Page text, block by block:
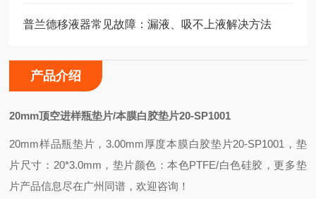
普兰德移液器常见故障：漏液、吸不上液解决方法
产品介绍
20mm顶空进样瓶垫片/本膜白胶垫片20-SP1001
20mm样品瓶垫片，3.00mm厚度本膜白胶垫片20-SP1001，垫
片尺寸：20*3.0mm，垫片颜色：本色PTFE/白色硅胶，更多垫
片产品信息尽在广州同谱，欢迎咨询！